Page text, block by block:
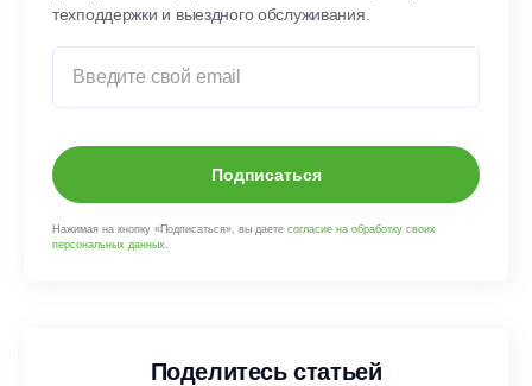
техподдержки и выездного обслуживания.
Подписаться
Нажимая на кнопку «Подписаться», вы даете согласие на обработку своих
персональных данных.
Поделитесь статьей